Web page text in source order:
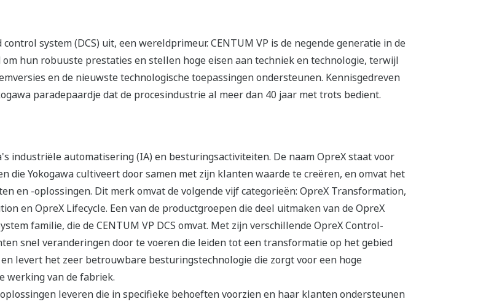
system (DCS) uit, een wereldprimeur. CENTUM VP is de negende generatie in de
hun robuuste prestaties en stellen hoge eisen aan techniek en technologie, terwijl
en de nieuwste technologische toepassingen ondersteunen. Kennisgedreven
paradepaardje dat de procesindustrie al meer dan 40 jaar met trots bedient.
industriële automatisering (IA) en besturingsactiviteiten. De naam OpreX staat voor
die Yokogawa cultiveert door samen met zijn klanten waarde te creëren, en omvat het
en -oplossingen. Dit merk omvat de volgende vijf categorieën: OpreX Transformation,
en OpreX Lifecycle. Een van de productgroepen die deel uitmaken van de OpreX
familie, die de CENTUM VP DCS omvat. Met zijn verschillende OpreX Control-
snel veranderingen door te voeren die leiden tot een transformatie op het gebied
levert het zeer betrouwbare besturingstechnologie die zorgt voor een hoge
werking van de fabriek.
leveren die in specifieke behoeften voorzien en haar klanten ondersteunen